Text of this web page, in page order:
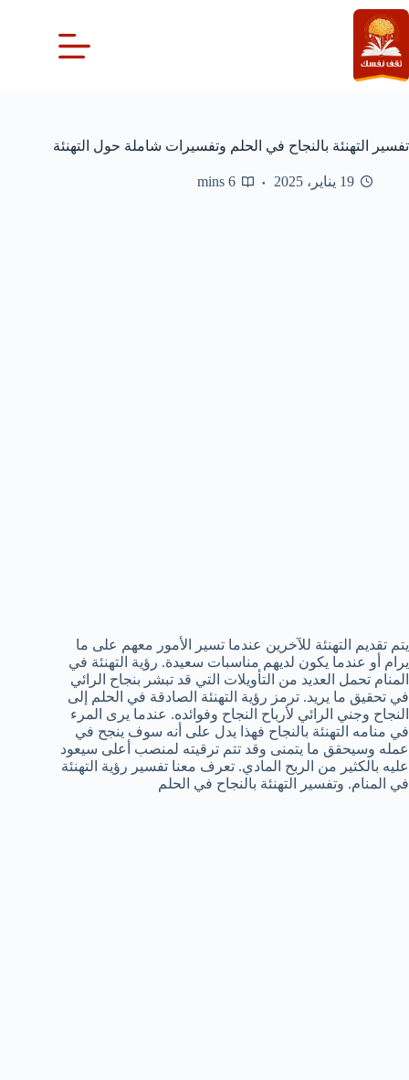
التجاوز
إلى
المحتوى
تفسير التهنئة بالنجاح في الحلم وتفسيرات شاملة حول التهنئة
19 يناير، 2025 6 mins
يتم تقديم التهنئة للآخرين عندما تسير الأمور معهم على ما
يرام أو عندما يكون لديهم مناسبات سعيدة. رؤية التهنئة في
المنام تحمل العديد من التأويلات التي قد تبشر بنجاح الرائي
في تحقيق ما يريد. ترمز رؤية التهنئة الصادقة في الحلم إلى
النجاح وجني الرائي لأرباح النجاح وفوائده. عندما يرى المرء
في منامه التهنئة بالنجاح فهذا يدل على أنه سوف ينجح في
عمله وسيحقق ما يتمنى وقد تتم ترقيته لمنصب أعلى سيعود
عليه بالكثير من الربح المادي. تعرف معنا تفسير رؤية التهنئة
في المنام. وتفسير التهنئة بالنجاح في الحلم